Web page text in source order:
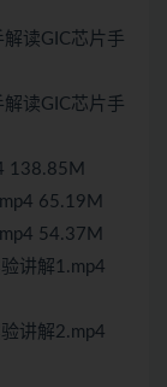
读GIC芯片手
读GIC芯片手
138.85M
65.19M
54.37M
讲解1.mp4
讲解2.mp4